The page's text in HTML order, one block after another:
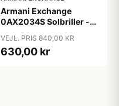
Armani Exchange
0AX2034S Solbriller -
VEJL. PRIS 840,00 KR
630,00 kr